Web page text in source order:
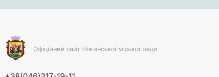
Офіційний сайт Ніжинської міської ради